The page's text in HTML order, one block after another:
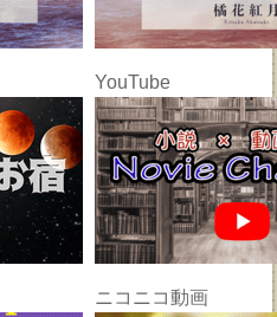
YouTube
ニコニコ動画